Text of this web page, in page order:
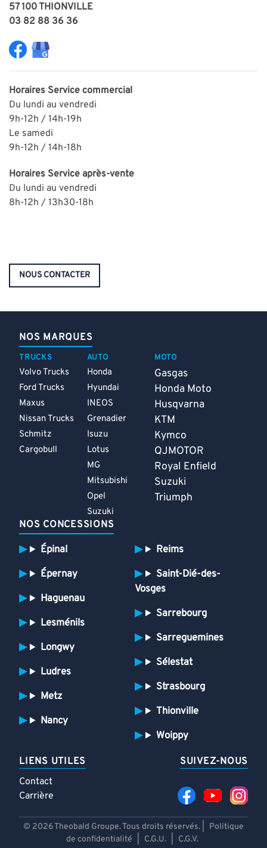
57 100 THIONVILLE
03 82 88 36 36
Horaires Service commercial
Du lundi au vendredi
9h-12h / 14h-19h
Le samedi
9h-12h / 14h-18h
Horaires Service après-vente
Du lundi au vendredi
8h-12h / 13h30-18h
NOUS CONTACTER
NOS MARQUES
TRUCKS
Volvo Trucks
Ford Trucks
Maxus
Nissan Trucks
Schmitz
Cargobull
AUTO
Honda
Hyundai
INEOS
Grenadier
Isuzu
Lotus
MG
Mitsubishi
Opel
Suzuki
MOTO
Gasgas
Honda Moto
Husqvarna
KTM
Kymco
QJMOTOR
Royal Enfield
Suzuki
Triumph
NOS CONCESSIONS
Épinal
Épernay
Haguenau
Lesménils
Longwy
Ludres
Metz
Nancy
Reims
Saint-Dié-des-
Vosges
Sarrebourg
Sarreguemines
Sélestat
Strasbourg
Thionville
Woippy
LIENS UTILES
Contact
Carrière
SUIVEZ-NOUS
© 2026 Theobald Groupe. Tous droits réservés. |
Politique
de confidentialité
C.G.U.
C.G.V.